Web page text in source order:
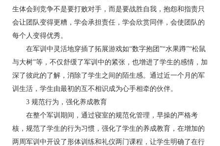
生体会到竞争不是要打败对手，而是要战胜自我，抱怨和指责只
会让团队变得更糟，学会承担责任，学会欣赏同伴，会使团队的
每个人变得优秀。
在军训中灵活地穿插了拓展游戏如“数字抱团”“水果蹲”“松鼠
与大树”等，不仅舒缓了军训中的紧张，也增进了学生的感情，加
深了彼此的了解，消除了学生之间的陌生感。通过近一个月的军
训生活，学生由最初的互不相识成为心手相牵的伙伴。
3 规范行为，强化养成教育
在整个军训期间，通过寝室的规范化管理，早操的严格考
核，规范了学生的行为习惯，强化了学生的养成教育，在增加的
两周军训中开设了形体训练和礼仪两门课程，让学生明确了在行